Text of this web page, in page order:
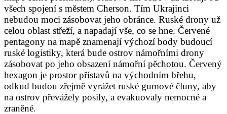
všech spojení s městem Cherson. Tím Ukrajinci
nebudou moci zásobovat jeho obránce. Ruské drony už
celou oblast střeží, a napadají vše, co se hne. Červené
pentagony na mapě znamenají výchozí body budoucí
ruské logistiky, která bude ostrov námořními drony
zásobovat po jeho obsazení námořní pěchotou. Červený
hexagon je prostor přístavů na východním břehu,
odkud budou zřejmě vyrážet ruské gumové čluny, aby
na ostrov převážely posily, a evakuovaly nemocné a
zraněné.